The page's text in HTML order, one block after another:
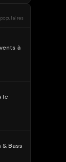
à
le
& Bass